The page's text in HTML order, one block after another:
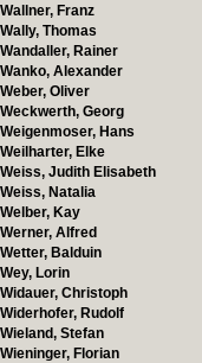
Wallner, Franz
Wally, Thomas
Wandaller, Rainer
Wanko, Alexander
Weber, Oliver
Weckwerth, Georg
Weigenmoser, Hans
Weilharter, Elke
Weiss, Judith Elisabeth
Weiss, Natalia
Welber, Kay
Werner, Alfred
Wetter, Balduin
Wey, Lorin
Widauer, Christoph
Widerhofer, Rudolf
Wieland, Stefan
Wieninger, Florian